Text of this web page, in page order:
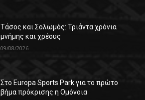
Τάσος και Σολωμός: Τριάντα χρόνια
μνήμης και χρέους
09/08/2026
Στο Europa Sports Park για το πρώτο
βήμα πρόκρισης η Ομόνοια